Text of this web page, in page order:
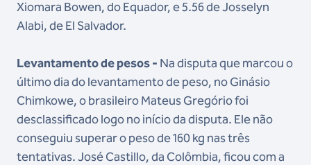
Xiomara Bowen, do Equador, e 5.56 de Josselyn
Alabi, de El Salvador.
Levantamento de pesos - Na disputa que marcou o
último dia do levantamento de peso, no Ginásio
Chimkowe, o brasileiro Mateus Gregório foi
desclassificado logo no início da disputa. Ele não
conseguiu superar o peso de 160 kg nas três
tentativas. José Castillo, da Colômbia, ficou com a